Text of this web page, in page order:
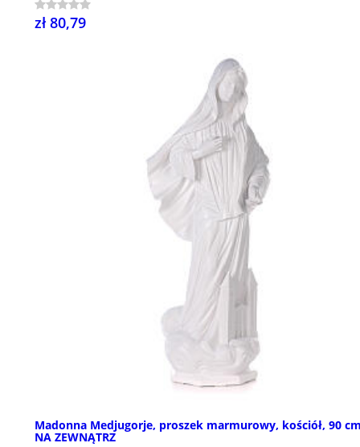
zł 80,79
Madonna Medjugorje, proszek marmurowy, kościół, 90
NA ZEWNĄTRZ